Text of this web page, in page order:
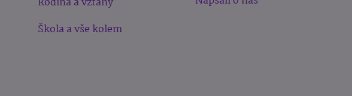
Škola a vše kolem